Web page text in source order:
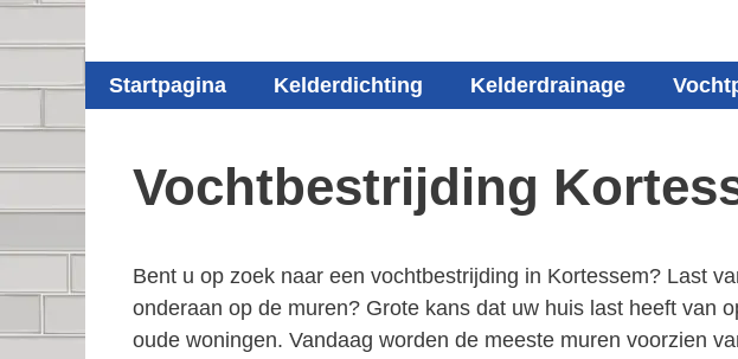
Startpagina Kelderdichting Kelderdrainage
Vochtbestrijding
Bent u op zoek naar een vochtbestrijding in Kortessem? Last
onderaan op de muren? Grote kans dat uw huis last heeft van
oude woningen. Vandaag worden de meeste muren voorzien